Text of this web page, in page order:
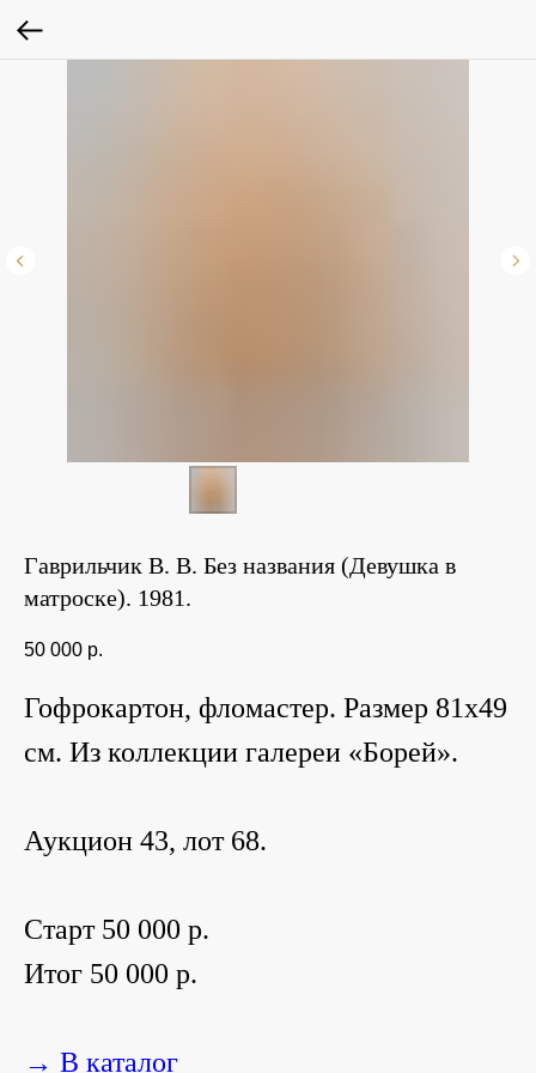
Гаврильчик В. В. Без названия (Девушка в
матроске). 1981.
50 000 р.
Гофрокартон, фломастер. Размер 81х49
см. Из коллекции галереи «Борей».
Аукцион 43, лот 68.
Старт 50 000 р.
Итог 50 000 р.
→ В каталог